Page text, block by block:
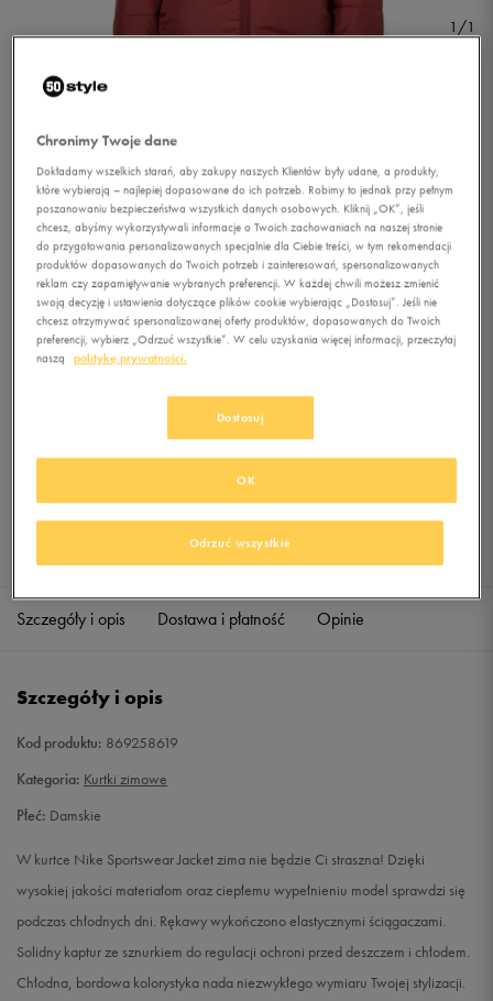
1/1
NIKE KURTKA W NSW
SYN FILL AV15 JKT HD
0.0(0)
49,99zł z Vat
+ 250 PKT WKLUBIE 50 STYLE
Wybierz rozmiar
XS Powiadom o dostępności
S Powiadom o dostępności
Sprawdź dostępność w salonach
Szczegóły i opis Dostawa i płatność Opinie
Szczegóły i opis
Kod produktu: 869258619
Kategoria: Kurtki zimowe
Płeć: Damskie
W kurtce Nike Sportswear Jacket zima nie będzie Ci straszna! Dzięki
wysokiej jakości materiałom oraz ciepłemu wypełnieniu model sprawdzi się
podczas chłodnych dni. Rękawy wykończono elastycznymi ściągaczami.
Solidny kaptur ze sznurkiem do regulacji ochroni przed deszczem i chłodem.
Chłodna, bordowa kolorystyka nada niezwykłego wymiaru Twojej stylizacji.
Chronimy Twoje dane
Dokładamy wszelkich starań, aby zakupy naszych Klientów były udane, a produkty,
które wybierają – najlepiej dopasowane do ich potrzeb. Robimy to jednak przy pełnym
poszanowaniu bezpieczeństwa wszystkich danych osobowych. Kliknij „OK”, jeśli
chcesz, abyśmy wykorzystywali informacje o Twoich zachowaniach na naszej stronie
do przygotowania personalizowanych specjalnie dla Ciebie treści, w tym rekomendacji
produktów dopasowanych do Twoich potrzeb i zainteresowań, spersonalizowanych
reklam czy zapamiętywanie wybranych preferencji. W każdej chwili możesz zmienić
swoją decyzję i ustawienia dotyczące plików cookie wybierając „Dostosuj”. Jeśli nie
chcesz otrzymywać spersonalizowanej oferty produktów, dopasowanych do Twoich
preferencji, wybierz „Odrzuć wszystkie”. W celu uzyskania więcej informacji, przeczytaj
naszą politykę prywatności.
Dostosuj
Odrzuć wszystkie
OK